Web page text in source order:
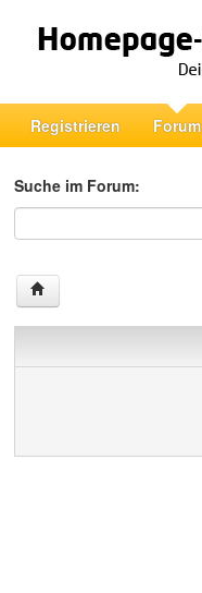
Registrieren Forum
Suche im Forum:
Suche im Forum